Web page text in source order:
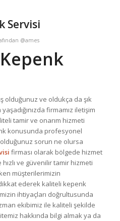
Servisi
@ames
olduğunuz ve oldukça da şık
firmamız iletişim
tamir ve onarım hizmeti
konusunda profesyonel
sorun ne olursa
firması olarak bölgede hizmet
ve güvenilir tamir hizmeti
müşterilerimizin
ederek kaliteli kepenk
ihtiyaçları doğrultusunda
ekibimiz ile kaliteli şekilde
hakkında bilgi almak ya da